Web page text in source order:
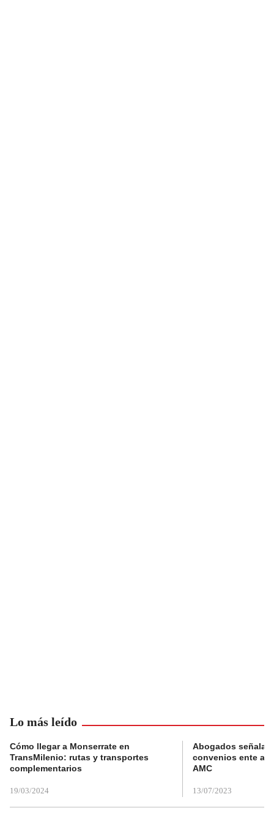
Lo más leído
Cómo llegar a Monserrate en
TransMilenio: rutas y transportes
complementarios
19/03/2024
Abogados
convenios ente
AMC
13/07/2023